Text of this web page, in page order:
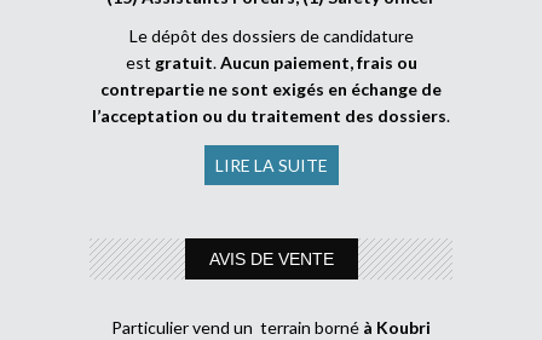
Le dépôt des dossiers de candidature
est gratuit.Aucun paiement, frais ou
contrepartie ne sont exigés en échange de
l’acceptation ou du traitement des dossiers.
LIRE LA SUITE
AVIS DE VENTE
Particulier vend un terrain borné à Koubri